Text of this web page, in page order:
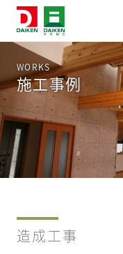
WORKS
施工事例
造成工事